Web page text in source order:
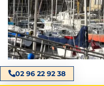
02 96 22 92 38